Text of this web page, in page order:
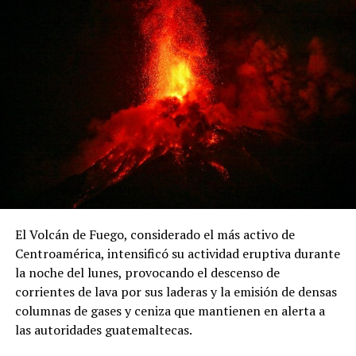
Florentino Chirú, quien pidió que el tribunal actúe con
El abogado Santander Tristán Donoso, asesor del
movimiento, explicó que el recurso busca que el decreto
sea declarado «nulo por ilegal». Además, recordó que
anteriormente se presentaron dos demandas de
inconstitucionalidad contra el proyecto del reservorio
de Río Indio, las cuales no fueron admitidas por la Corte
Suprema.
ADVERTISEMENT
El jurista también informó que la organización solicitó a
El Volcán de Fuego, considerado el más activo de
Centroamérica, intensificó su actividad eruptiva durante
la noche del lunes, provocando el descenso de
corrientes de lava por sus laderas y la emisión de densas
columnas de gases y ceniza que mantienen en alerta a
las autoridades guatemaltecas.